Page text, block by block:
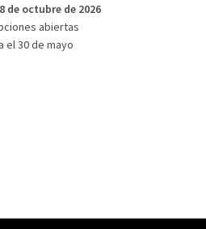
de octubre de 2026
abiertas
el 30 de mayo